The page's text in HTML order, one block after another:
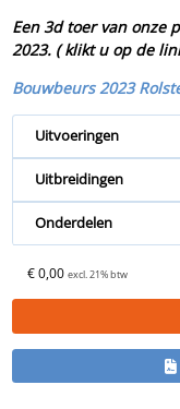
Een 3d toer van onze
2023. ( klikt u op de
Bouwbeurs 2023
Uitvoeringen
Uitbreidingen
Onderdelen
€0,00 excl. 21% btw